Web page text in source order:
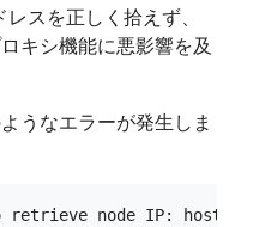
スを正しく拾えず、
キシ機能に悪影響を及
うなエラーが発生しま
node IP: host IP